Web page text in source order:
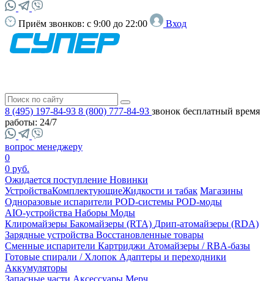
Приём звонков: с 9:00 до 22:00 Вход
8 (495) 197-84-93 8 (800) 777-84-93 звонок бесплатный время
работы: 24/7
вопрос менеджеру
0
0 руб.
Ожидается поступление Новинки
УстройстваКомплектующиеЖидкости и табак Магазины
Одноразовые испарители POD-системы POD-моды
AIO-устройства Наборы Моды
Клиромайзеры Бакомайзеры (RTA) Дрип-атомайзеры (RDA)
Зарядные устройства Восстановленные товары
Сменные испарители Картриджи Атомайзеры / RBA-базы
Готовые спирали / Хлопок Адаптеры и переходники
Аккумуляторы
Запасные части Аксессуары Мерч